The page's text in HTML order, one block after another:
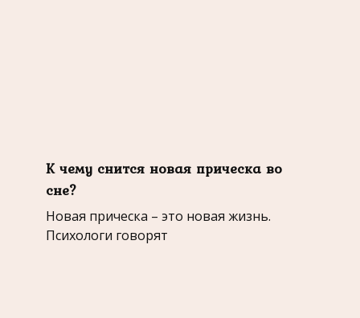
К чему снится новая прическа во
сне?
Новая прическа – это новая жизнь.
Психологи говорят